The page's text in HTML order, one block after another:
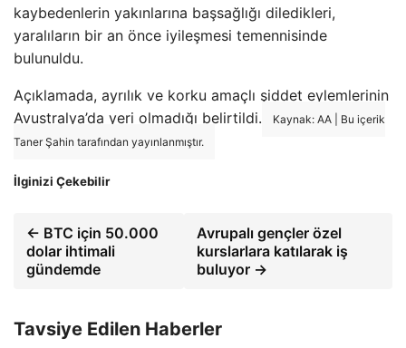
kaybedenlerin yakınlarına başsağlığı diledikleri,
yaralıların bir an önce iyileşmesi temennisinde
bulunuldu.
Açıklamada, ayrılık ve korku amaçlı şiddet eylemlerinin
Avustralya’da yeri olmadığı belirtildi.
Kaynak: AA | Bu içerik
Taner Şahin tarafından yayınlanmıştır.
İlginizi Çekebilir
← BTC için 50.000
dolar ihtimali
gündemde
Avrupalı gençler özel
kurslarlara katılarak iş
buluyor →
Tavsiye Edilen Haberler